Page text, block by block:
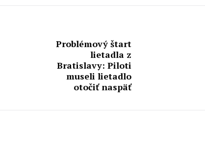
Problémový štart
lietadla z
Bratislavy: Piloti
museli lietadlo
otočiť naspäť